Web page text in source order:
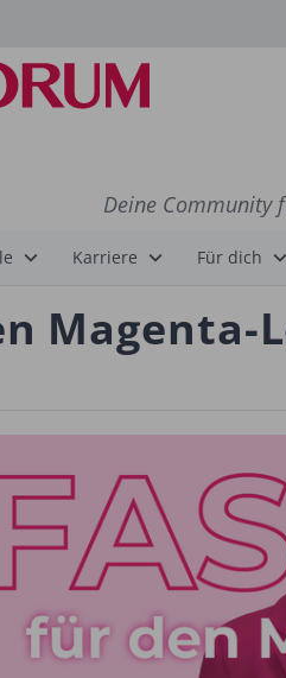
Deine Community
Karriere Für dich
Magenta-